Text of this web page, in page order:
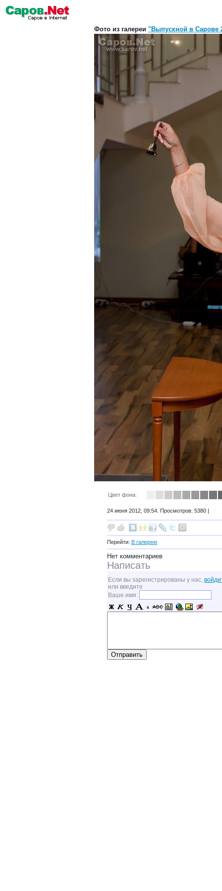
Фото из галереи "Выпускной в Сарове
Цвет фона:
24 июня 2012, 09:54. Просмотров: 5380 |
Перейти: В галерею
Нет комментариев
Написать
Если вы зарегистрированы у нас,
или введите
Ваше имя: